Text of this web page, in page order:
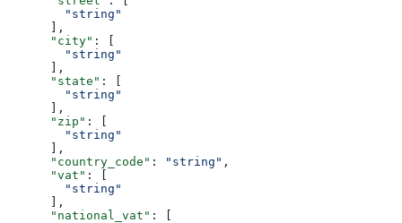
        "string"
      ],
      "city"
: [
        "string"
      ],
      "state"
: [
        "string"
      ],
      "zip"
: [
        "string"
      ],
      "country_code"
: "string" ,
      "vat"
: [
        "string"
      ],
      "national_vat"
: [